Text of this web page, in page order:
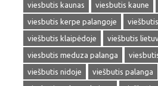
viesbutis kaunas
viesbutis kaune
viesbutis kerpe palangoje
viešbutis klaipėdoje
viešbutis
viesbutis meduza palanga
viešbutis nidoje
viešbutis palanga